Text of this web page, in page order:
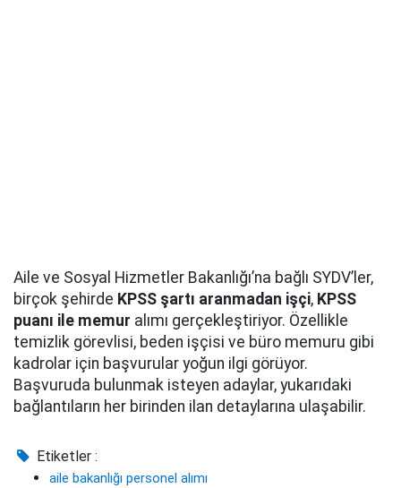
Aile ve Sosyal Hizmetler Bakanlığı’na bağlı SYDV’ler,
birçok şehirde KPSS şartı aranmadan işçi, KPSS
puanı ile memur alımı gerçekleştiriyor. Özellikle
temizlik görevlisi, beden işçisi ve büro memuru gibi
kadrolar için başvurular yoğun ilgi görüyor.
Başvuruda bulunmak isteyen adaylar, yukarıdaki
bağlantıların her birinden ilan detaylarına ulaşabilir.
Etiketler :
aile bakanlığı personel alımı